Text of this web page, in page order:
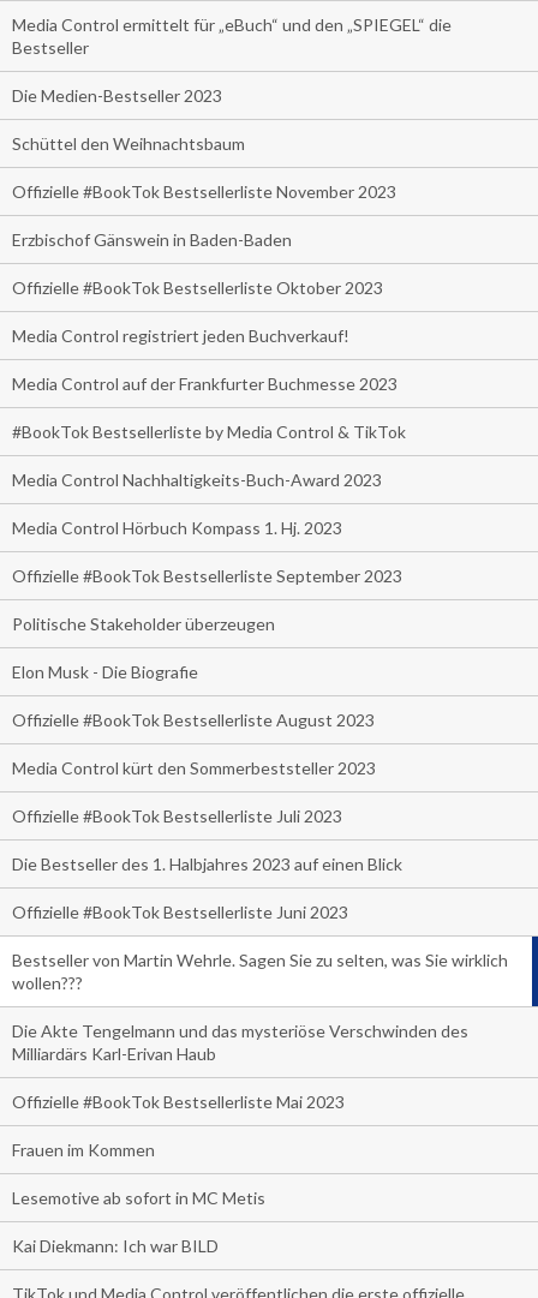
Media Control ermittelt für „eBuch“ und den „SPIEGEL“ die
Bestseller
Die Medien-Bestseller 2023
Schüttel den Weihnachtsbaum
Offizielle #BookTok Bestsellerliste November 2023
Erzbischof Gänswein in Baden-Baden
Offizielle #BookTok Bestsellerliste Oktober 2023
Media Control registriert jeden Buchverkauf!
Media Control auf der Frankfurter Buchmesse 2023
#BookTok Bestsellerliste by Media Control & TikTok
Media Control Nachhaltigkeits-Buch-Award 2023
Media Control Hörbuch Kompass 1. Hj. 2023
Offizielle #BookTok Bestsellerliste September 2023
Politische Stakeholder überzeugen
Elon Musk - Die Biografie
Offizielle #BookTok Bestsellerliste August 2023
Media Control kürt den Sommerbeststeller 2023
Offizielle #BookTok Bestsellerliste Juli 2023
Die Bestseller des 1. Halbjahres 2023 auf einen Blick
Offizielle #BookTok Bestsellerliste Juni 2023
Bestseller von Martin Wehrle. Sagen Sie zu selten, was Sie wirklich
wollen???
Die Akte Tengelmann und das mysteriöse Verschwinden des
Milliardärs Karl-Erivan Haub
Offizielle #BookTok Bestsellerliste Mai 2023
Frauen im Kommen
Lesemotive ab sofort in MC Metis
Kai Diekmann: Ich war BILD